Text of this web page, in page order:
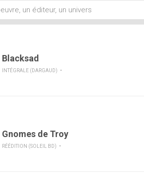
Blacksad
INTÉGRALE (DARGAUD)
Gnomes de Troy
RÉÉDITION (SOLEIL BD)